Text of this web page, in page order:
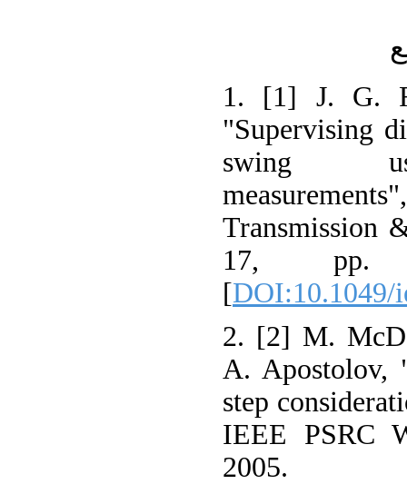
1. [1] J. G.
"Supervising
swing
Transmission
17, pp.
[DOI:10.1049/
2. [2] M.
A. Apostolov,
step
IEEE PSRC
2005.